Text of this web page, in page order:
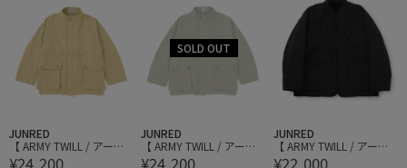
JUNRED
【 ARMY TWILL / アーミ
ーツイル 】Cotton Nylo
JUNRED
【 ARMY TWILL / アーミ
ーツイル 】Cotton Nylo
JUNRED
【 ARMY TWILL / アーミ
ーツイル 】Cotton Nylo